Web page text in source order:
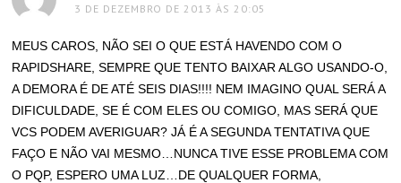
3 DE DEZEMBRO DE 2013 ÀS 20:05
MEUS CAROS, NÃO SEI O QUE ESTÁ HAVENDO COM O
RAPIDSHARE, SEMPRE QUE TENTO BAIXAR ALGO USANDO-O,
A DEMORA É DE ATÉ SEIS DIAS!!!! NEM IMAGINO QUAL SERÁ A
DIFICULDADE, SE É COM ELES OU COMIGO, MAS SERÁ QUE
VCS PODEM AVERIGUAR? JÁ É A SEGUNDA TENTATIVA QUE
FAÇO E NÃO VAI MESMO…NUNCA TIVE ESSE PROBLEMA COM
O PQP, ESPERO UMA LUZ…DE QUALQUER FORMA,